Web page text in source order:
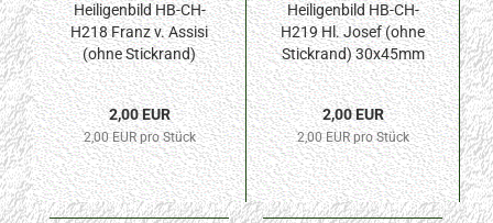
Heiligenbild HB-CH-
H218 Franz v. Assisi
(ohne Stickrand)
30x45mm
2,00 EUR
2,00 EUR pro Stück
Heiligenbild HB-CH-
H219 Hl. Josef (ohne
Stickrand) 30x45mm
2,00 EUR
2,00 EUR pro Stück